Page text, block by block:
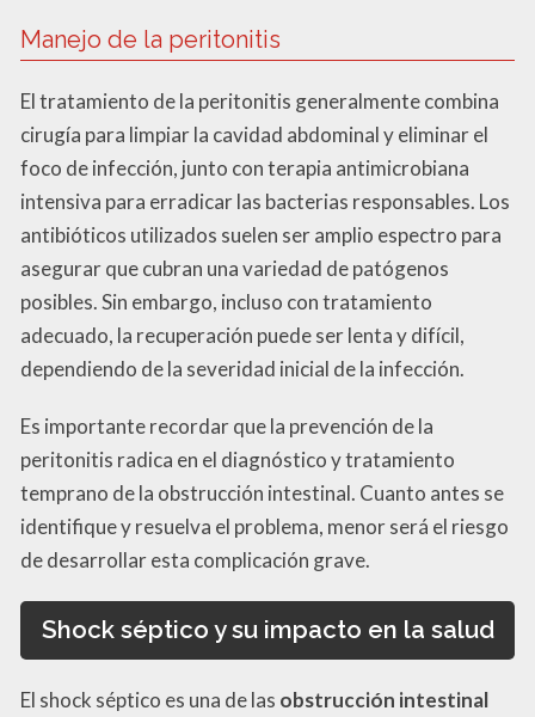
Manejo de la peritonitis
El tratamiento de la peritonitis generalmente combina
cirugía para limpiar la cavidad abdominal y eliminar el
foco de infección, junto con terapia antimicrobiana
intensiva para erradicar las bacterias responsables. Los
antibióticos utilizados suelen ser amplio espectro para
asegurar que cubran una variedad de patógenos
posibles. Sin embargo, incluso con tratamiento
adecuado, la recuperación puede ser lenta y difícil,
dependiendo de la severidad inicial de la infección.
Es importante recordar que la prevención de la
peritonitis radica en el diagnóstico y tratamiento
temprano de la obstrucción intestinal. Cuanto antes se
identifique y resuelva el problema, menor será el riesgo
de desarrollar esta complicación grave.
Shock séptico y su impacto en la salud
El shock séptico es una de las obstrucción intestinal